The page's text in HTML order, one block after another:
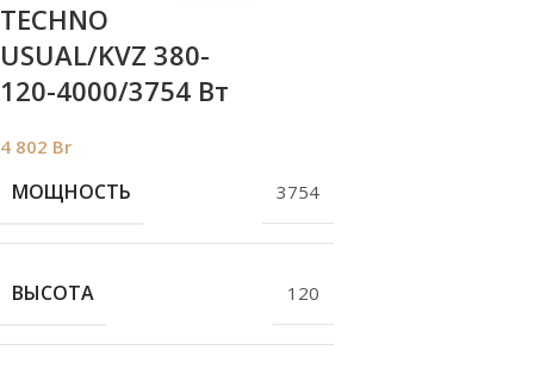
TECHNO
USUAL/KVZ 380-
120-4000/3754 Вт
4 802 Br
МОЩНОСТЬ 3754
ВЫСОТА 120